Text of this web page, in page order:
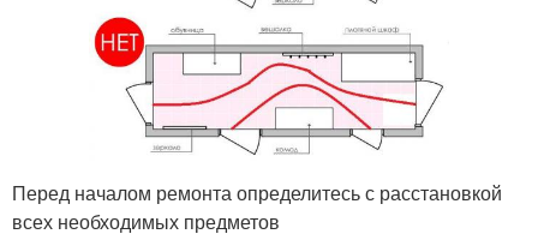
Перед началом ремонта определитесь с расстановкой
всех необходимых предметов